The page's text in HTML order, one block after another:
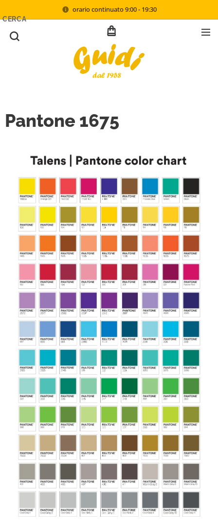
orario continuato 9:00 - 19:30
CERCA
Pantone 1675